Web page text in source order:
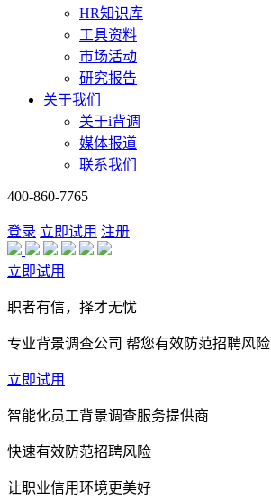
HR知识库
工具资料
市场活动
研究报告
关于我们
关于i背调
媒体报道
联系我们
400-860-7765
登录 立即试用 注册
立即试用
职者有信，择才无忧
专业背景调查公司 帮您有效防范招聘风险
立即试用
智能化员工背景调查服务提供商
快速有效防范招聘风险
让职业信用环境更美好